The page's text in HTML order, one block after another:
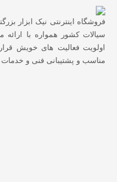
فروشگاه اینترنتی نیک ابزار
سیالات کشور همواره با
اولویت فعالیت های خویش
مناسب و پشتیبانی فنی و خدمات